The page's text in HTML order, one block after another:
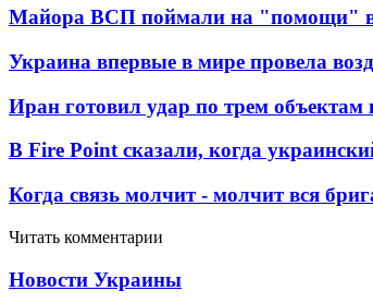
Майора ВСП поймали на "помощи"
Украина впервые в мире провела
Иран готовил удар по трем
В Fire Point сказали, когда
Когда связь молчит - молчит вся
Читать комментарии
Новости Украины